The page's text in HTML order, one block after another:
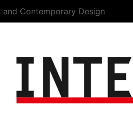
and Contemporary Design